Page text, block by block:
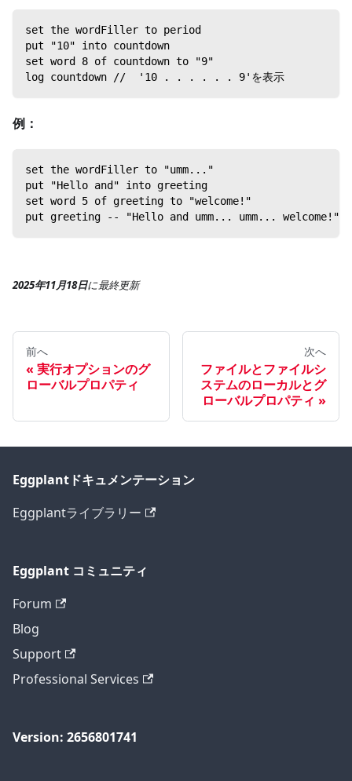
set the wordFiller to period
put "10" into countdown
set word 8 of countdown to "9"
log countdown //  '10 . . . . . . 9'を表示
例：
set the wordFiller to "umm..."
put "Hello and" into greeting
set word 5 of greeting to "welcome!"
put greeting -- "Hello and umm... umm... welcome!"
2025年11月18日に最終更新
前へ
実行オプションのグ
ローバルプロパティ
次へ
ファイルとファイルシ
ステムのローカルとグ
ローバルプロパティ
Eggplantドキュメンテーション
Eggplantライブラリー
Eggplant コミュニティ
Forum
Blog
Support
Professional Services
Version: 2656801741